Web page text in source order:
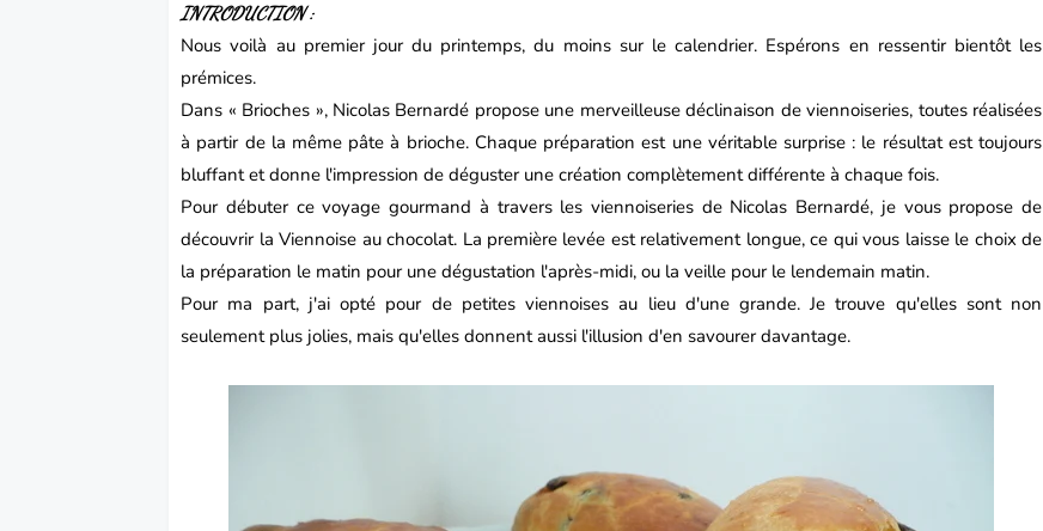
INTRODUCTION :
Nous voilà au premier jour du printemps, du moins sur le calendrier. Espérons en ressentir bientôt les
prémices.
Dans « Brioches », Nicolas Bernardé propose une merveilleuse déclinaison de viennoiseries, toutes réalisées
à partir de la même pâte à brioche. Chaque préparation est une véritable surprise : le résultat est toujours
bluffant et donne l'impression de déguster une création complètement différente à chaque fois.
Pour débuter ce voyage gourmand à travers lesviennoiseries de Nicolas Bernardé, je vous propose de
découvrir la Viennoise au chocolat. La première levée est relativement longue, ce qui vous laisse le choix de
la préparation le matin pour une dégustation l'après-midi, ou la veille pour le lendemain matin.
Pour ma part, j'ai opté pour de petites viennoises au lieu d'une grande. Je trouve qu'elles sont non
seulement plus jolies, mais qu'elles donnent aussi l'illusion d'en savourer davantage.